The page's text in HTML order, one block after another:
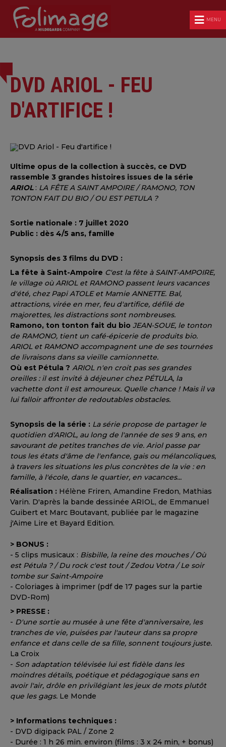
MENU
DVD ARIOL - FEU
D'ARTIFICE !
Ultime opus de la collection à succès, ce DVD
rassemble 3 grandes histoires issues de la série
ARIOL: LA FÊTE A SAINT AMPOIRE / RAMONO, TON
TONTON FAIT DU BIO / OU EST PETULA ?
Sortie nationale : 7 juillet 2020
Public : dès 4/5 ans, famille
Synopsis des 3 films du DVD :
La fête à Saint-Ampoire C'est la fête à SAINT-AMPOIRE,
le village où ARIOL et RAMONO passent leurs vacances
d'été, chez Papi ATOLE et Mamie ANNETTE. Bal,
attractions, virée en mer, feu d'artifice, défilé de
majorettes, les distractions sont nombreuses.
Ramono, ton tonton fait du bio JEAN-SOUE, le tonton
de RAMONO, tient un café-épicerie de produits bio.
ARIOL et RAMONO accompagnent une de ses tournées
de livraisons dans sa vieille camionnette.
Où est Pétula ? ARIOL n'en croit pas ses grandes
oreilles : il est invité à déjeuner chez PÉTULA, la
vachette dont il est amoureux. Quelle chance ! Mais il va
lui falloir affronter de redoutables obstacles.
Synopsis de la série : La série propose de partager le
quotidien d'ARIOL, au long de l'année de ses 9 ans, en
savourant de petites tranches de vie. Ariol passe par
tous les états d'âme de l'enfance, gais ou mélancoliques,
à travers les situations les plus concrètes de la vie : en
famille, à l'école, dans le quartier, en vacances...
Réalisation : Hélène Friren, Amandine Fredon, Mathias
Varin. D'après la bande dessinée ARIOL, de Emmanuel
Guibert et Marc Boutavant, publiée par le magazine
j'Aime Lire et Bayard Edition.
> BONUS :
- 5 clips musicaux : Bisbille, la reine des mouches / Où
est Pétula ? / Du rock c'est tout / Zedou Votra / Le soir
tombe sur Saint-Ampoire
- Coloriages à imprimer (pdf de 17 pages sur la partie
DVD-Rom)
> PRESSE :
- D'une sortie au musée à une fête d'anniversaire, les
tranches de vie, puisées par l'auteur dans sa propre
enfance et dans celle de sa fille, sonnent toujours juste.
La Croix
- Son adaptation télévisée lui est fidèle dans les
moindres détails, poétique et pédagogique sans en
avoir l'air, drôle en privilégiant les jeux de mots plutôt
que les gags. Le Monde
> Informations techniques :
- DVD digipack PAL / Zone 2
- Durée : 1 h 26 min. environ (films : 3 x 24 min, + bonus)